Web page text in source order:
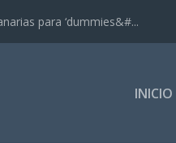
para ‘dummies&#...
INICIO